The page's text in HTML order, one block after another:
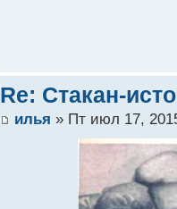
Re: Стакан-
илья » Пт июл 17,